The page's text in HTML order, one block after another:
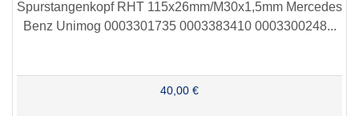
Spurstangenkopf RHT 115x26mm/M30x1,5mm Mercedes
Benz Unimog 0003301735 0003383410 0003300248...
40,00 €